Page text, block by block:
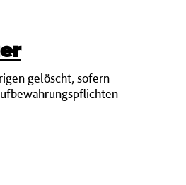
gelöscht, sofern